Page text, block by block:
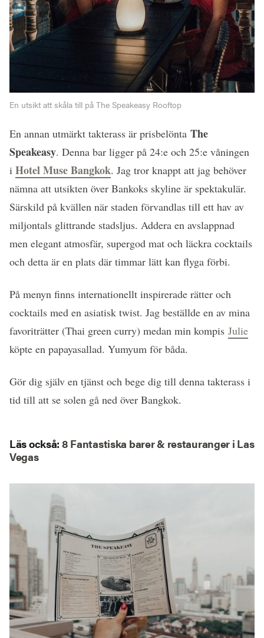
En utsikt att skåla till på The Speakeasy Rooftop
En annan utmärkt takterass är prisbelönta The
Speakeasy. Denna bar ligger på 24:e och 25:e våningen
i Hotel Muse Bangkok. Jag tror knappt att jag behöver
nämna att utsikten över Bankoks skyline är spektakulär.
Särskild på kvällen när staden förvandlas till ett hav av
miljontals glittrande stadsljus. Addera en avslappnad
men elegant atmosfär, supergod mat och läckra cocktails
och detta är en plats där timmar lätt kan flyga förbi.
På menyn finns internationellt inspirerade rätter och
cocktails med en asiatisk twist. Jag beställde en av mina
favoriträtter (Thai green curry) medan min kompis Julie
köpte en papayasallad. Yumyum för båda.
Gör dig själv en tjänst och bege dig till denna takterass i
tid till att se solen gå ned över Bangkok.
Läs också: 8 Fantastiska barer & restauranger i Las
Vegas